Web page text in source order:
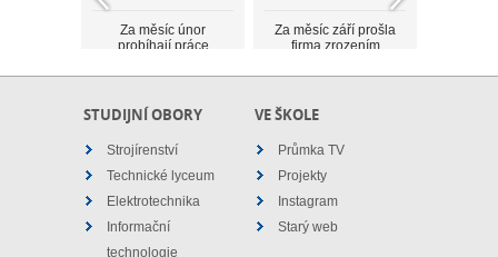
Za měsíc únor
probíhají práce
nákupu
Za měsíc září prošla
firma zrozením
prvotn&iacu...
STUDIJNÍ OBORY
Strojírenství
Technické lyceum
Elektrotechnika
Informační
technologie
VE ŠKOLE
Průmka TV
Projekty
Instagram
Starý web